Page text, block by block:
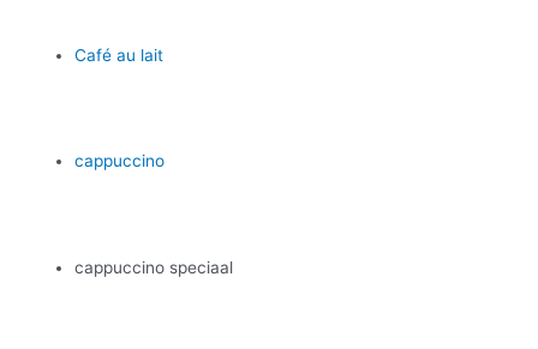
Café au lait
cappuccino
cappuccino speciaal